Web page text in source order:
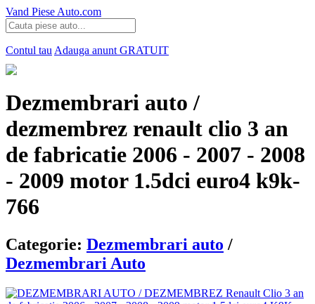
Vand Piese Auto.com
Contul tau Adauga anunt GRATUIT
Dezmembrari auto /
dezmembrez renault clio 3 an
de fabricatie 2006 - 2007 - 2008
- 2009 motor 1.5dci euro4 k9k-
766
Categorie: Dezmembrari auto /
Dezmembrari Auto